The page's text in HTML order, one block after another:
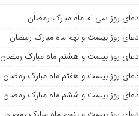
دعای روز سی ام ماه مبارک رمضان
دعای روز بیست و نهم ماه مبارک رمضان
دعای روز بیست و هشتم ماه مبارک رمضان
دعای روز بیست و هفتم ماه مبارک رمضان
دعای روز بیست و ششم ماه مبارک رمضان